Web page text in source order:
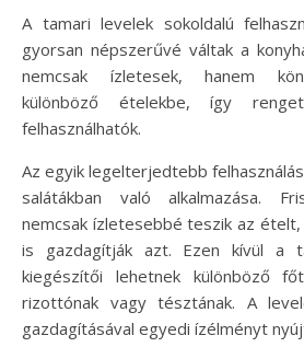
A tamari levelek sokoldalú
gyorsan népszerűvé váltak a
nemcsak ízletesek, hanem
különböző ételekbe, így
felhasználhatók.
Az egyik legelterjedtebb
salátákban való alkalmazása.
nemcsak ízletesebbé teszik az ételt,
is gazdagítják azt. Ezen kívül a
kiegészítői lehetnek különböző
rizottónak vagy tésztának. A
gazdagításával egyedi ízélményt